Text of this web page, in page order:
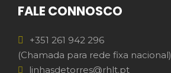
FALE CONNOSCO
+351 261 942 296
(Chamada para rede fixa nacional)
linhasdetorres@rhlt.pt